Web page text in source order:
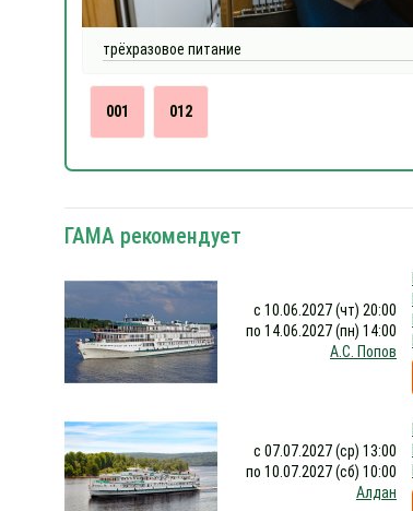
трёхразовое питание
001 012
ГАМА рекомендует
с 10.06.2027 (чт) 20:00
по 14.06.2027 (пн) 14:00
А.С. Попов
с 07.07.2027 (ср) 13:00
по 10.07.2027 (сб) 10:00
Алдан